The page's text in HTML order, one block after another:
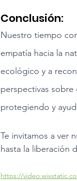
Conclusión:
Nuestro tiempo
empatía hacia la
ecológico y a
perspectivas
protegiendo y
Te invitamos a ver
hasta la liberación
https://